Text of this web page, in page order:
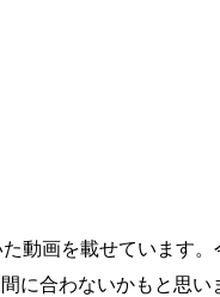
動画を載せています。
に合わないかもと思い